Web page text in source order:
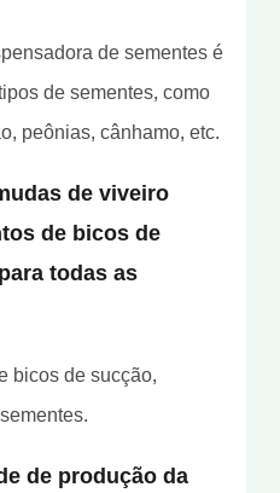
de sementes é
de sementes, como
peônias, cânhamo, etc.
de viveiro
de bicos de
todas as
bicos de sucção,
de produção da